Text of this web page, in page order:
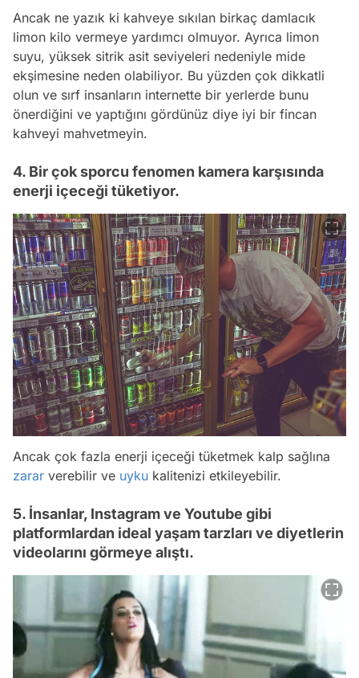
Ancak ne yazık ki kahveye sıkılan birkaç damlacık
limon kilo vermeye yardımcı olmuyor. Ayrıca limon
suyu, yüksek sitrik asit seviyeleri nedeniyle mide
ekşimesine neden olabiliyor. Bu yüzden çok dikkatli
olun ve sırf insanların internette bir yerlerde bunu
önerdiğini ve yaptığını gördünüz diye iyi bir fincan
kahveyi mahvetmeyin.
4. Bir çok sporcu fenomen kamera karşısında
enerji içeceği tüketiyor.
Ancak çok fazla enerji içeceği tüketmek kalp sağlına
zarar verebilir ve uyku kalitenizi etkileyebilir.
5. İnsanlar, Instagram ve Youtube gibi
platformlardan ideal yaşam tarzları ve diyetlerin
videolarını görmeye alıştı.